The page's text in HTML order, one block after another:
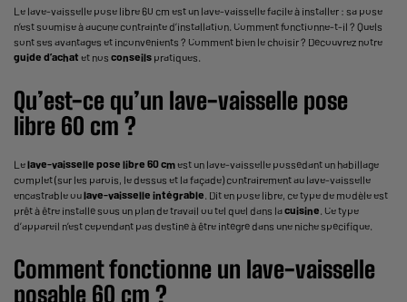
Le lave-vaisselle pose libre 60 cm est un lave-vaissellefacile à installer : sa pose
n’est soumise à aucune contrainte d’installation. Comment fonctionne-t-il ? Quels
sont ses avantages et inconvénients ? Comment bien le choisir ? Découvrez notre
guide d’achat et nos conseils pratiques.
Qu’est-ce qu’un lave-vaisselle pose
libre 60 cm ?
Lelave-vaisselle pose libre 60 cmest un lave-vaisselle possédant un habillage
complet (sur les parois, le dessus et la façade) contrairement au lave-vaisselle
encastrableoulave-vaisselle intégrable . Dit en pose libre, ce type de modèle est
prêt à être installé sous un plan de travail ou tel quel dans lacuisine . Ce type
d’appareil n’est cependant pas destiné à être intégré dans une niche spécifique.
Comment fonctionne un lave-vaisselle
posable 60 cm ?